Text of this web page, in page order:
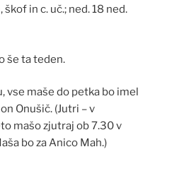
in c. uč.; ned. 18 ned.
še ta teden.
vse maše do petka bo imel
Onušič. (Jutri – v
mašo zjutraj ob 7.30 v
bo za Anico Mah.)